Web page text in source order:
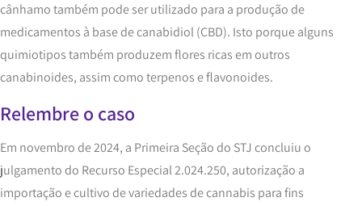
cânhamo também pode ser utilizado para a produção de
medicamentos à base de canabidiol (CBD). Isto porque alguns
quimiotipos também produzem flores ricas em outros
canabinoides, assim como terpenos e flavonoides.
Relembre o caso
Em novembro de 2024, a Primeira Seção do STJ concluiu o
julgamento do Recurso Especial 2.024.250, autorização a
importação e cultivo de variedades de cannabis para fins